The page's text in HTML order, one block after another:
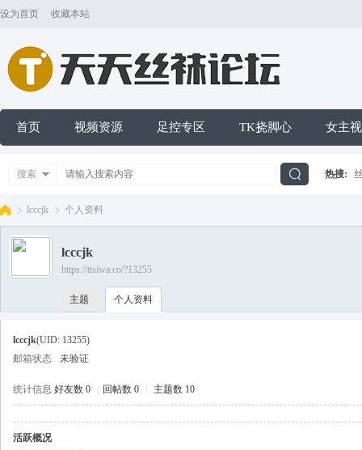
设为首页 收藏本站
首页 视频资源 足控专区 TK挠脚心 女主
搜索 热搜:
›
lcccjk
›
个人资料
lcccjk
https://ttsiwa.co/?13255
主题 个人资料
lcccjk(UID: 13255)
邮箱状态
未验证
统计信息 好友数 0 回帖数 0 主题数 10
活跃概况